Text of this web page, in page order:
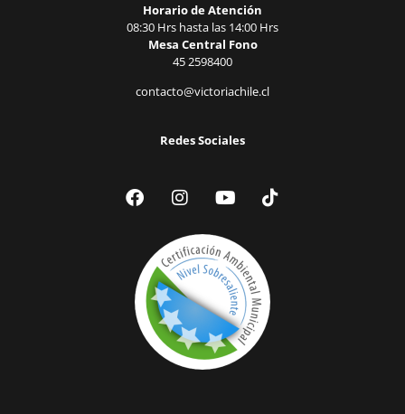
Horario de Atención
08:30 Hrs hasta las 14:00 Hrs
Mesa Central Fono
45 2598400
contacto@victoriachile.cl
Redes Sociales